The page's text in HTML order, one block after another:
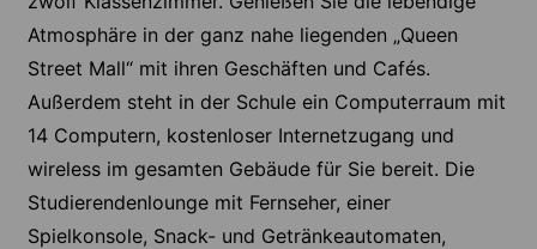
Atmosphäre in der ganz nahe liegenden „Queen
Street Mall“ mit ihren Geschäften und Cafés.
Außerdem steht in der Schule ein Computerraum mit
14 Computern, kostenloser Internetzugang und
wireless im gesamten Gebäude für Sie bereit. Die
Studierendenlounge mit Fernseher, einer
Spielkonsole, Snack- und Getränkeautomaten,